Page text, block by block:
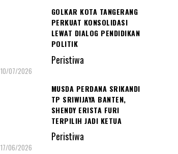
GOLKAR KOTA TANGERANG
PERKUAT KONSOLIDASI
LEWAT DIALOG PENDIDIKAN
POLITIK
Peristiwa
10/07/2026
MUSDA PERDANA SRIKANDI
TP SRIWIJAYA BANTEN,
SHENDY ERISTA FURI
TERPILIH JADI KETUA
Peristiwa
17/06/2026